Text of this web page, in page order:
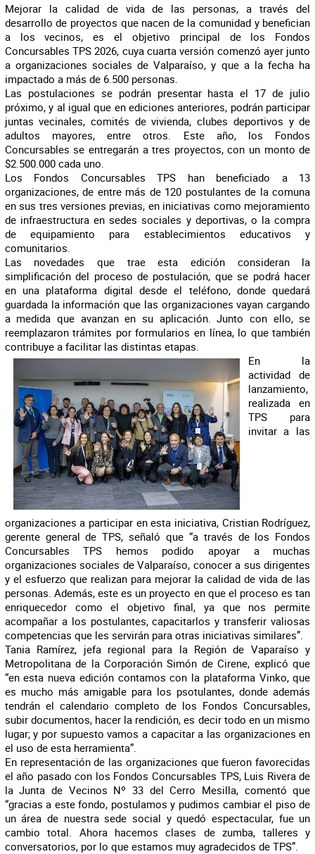
Mejorar la calidad de vida de las personas, a través del
desarrollo de proyectos que nacen de la comunidad y benefician
a los vecinos, es el objetivo principal de los Fondos
Concursables TPS 2026, cuya cuarta versión comenzó ayer junto
a organizaciones sociales de Valparaíso, y que a la fecha ha
impactado a más de 6.500 personas.
Las postulaciones se podrán presentar hasta el 17 de julio
próximo, y al igual que en ediciones anteriores, podrán participar
juntas vecinales, comités de vivienda, clubes deportivos y de
adultos mayores, entre otros. Este año, los Fondos
Concursables se entregarán a tres proyectos, con un monto de
$2.500.000 cada uno.
Los Fondos Concursables TPS han beneficiado a 13
organizaciones, de entre más de 120 postulantes de la comuna
en sus tres versiones previas, en iniciativas como mejoramiento
de infraestructura en sedes sociales y deportivas, o la compra
de equipamiento para establecimientos educativos y
comunitarios.
Las novedades que trae esta edición consideran la
simplificación del proceso de postulación, que se podrá hacer
en una plataforma digital desde el teléfono, donde quedará
guardada la información que las organizaciones vayan cargando
a medida que avanzan en su aplicación. Junto con ello, se
reemplazaron trámites por formularios en línea, lo que también
contribuye a facilitar las distintas etapas.
En la
actividad de
lanzamiento,
realizada en
TPS para
invitar a las
organizaciones a participar en esta iniciativa, Cristian Rodríguez,
gerente general de TPS, señaló que “a través de los Fondos
Concursables TPS hemos podido apoyar a muchas
organizaciones sociales de Valparaíso, conocer a sus dirigentes
y el esfuerzo que realizan para mejorar la calidad de vida de las
personas. Además, este es un proyecto en que el proceso es tan
enriquecedor como el objetivo final, ya que nos permite
acompañar a los postulantes, capacitarlos y transferir valiosas
competencias que les servirán para otras iniciativas similares”.
Tania Ramírez, jefa regional para la Región de Vaparaíso y
Metropolitana de la Corporación Simón de Cirene, explicó que
“en esta nueva edición contamos con la plataforma Vinko, que
es mucho más amigable para los psotulantes, donde además
tendrán el calendario completo de los Fondos Concursables,
subir documentos, hacer la rendición, es decir todo en un mismo
lugar; y por supuesto vamos a capacitar a las organizaciones en
el uso de esta herramienta”.
En representación de las organizaciones que fueron favorecidas
el año pasado con los Fondos Concursables TPS, Luis Rivera de
la Junta de Vecinos Nº 33 del Cerro Mesilla, comentó que
“gracias a este fondo, postulamos y pudimos cambiar el piso de
un área de nuestra sede social y quedó espectacular, fue un
cambio total. Ahora hacemos clases de zumba, talleres y
conversatorios, por lo que estamos muy agradecidos de TPS”.